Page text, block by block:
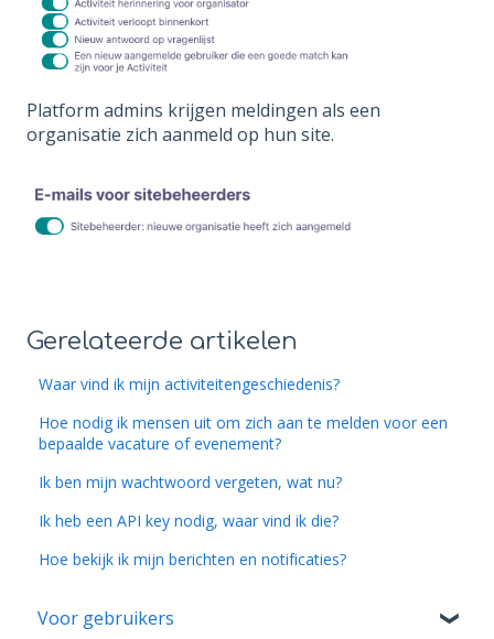
Platform admins krijgen meldingen als een
organisatie zich aanmeld op hun site.
Gerelateerde artikelen
Waar vind ik mijn activiteitengeschiedenis?
Hoe nodig ik mensen uit om zich aan te melden voor een
bepaalde vacature of evenement?
Ik ben mijn wachtwoord vergeten, wat nu?
Ik heb een API key nodig, waar vind ik die?
Hoe bekijk ik mijn berichten en notificaties?
Voor gebruikers